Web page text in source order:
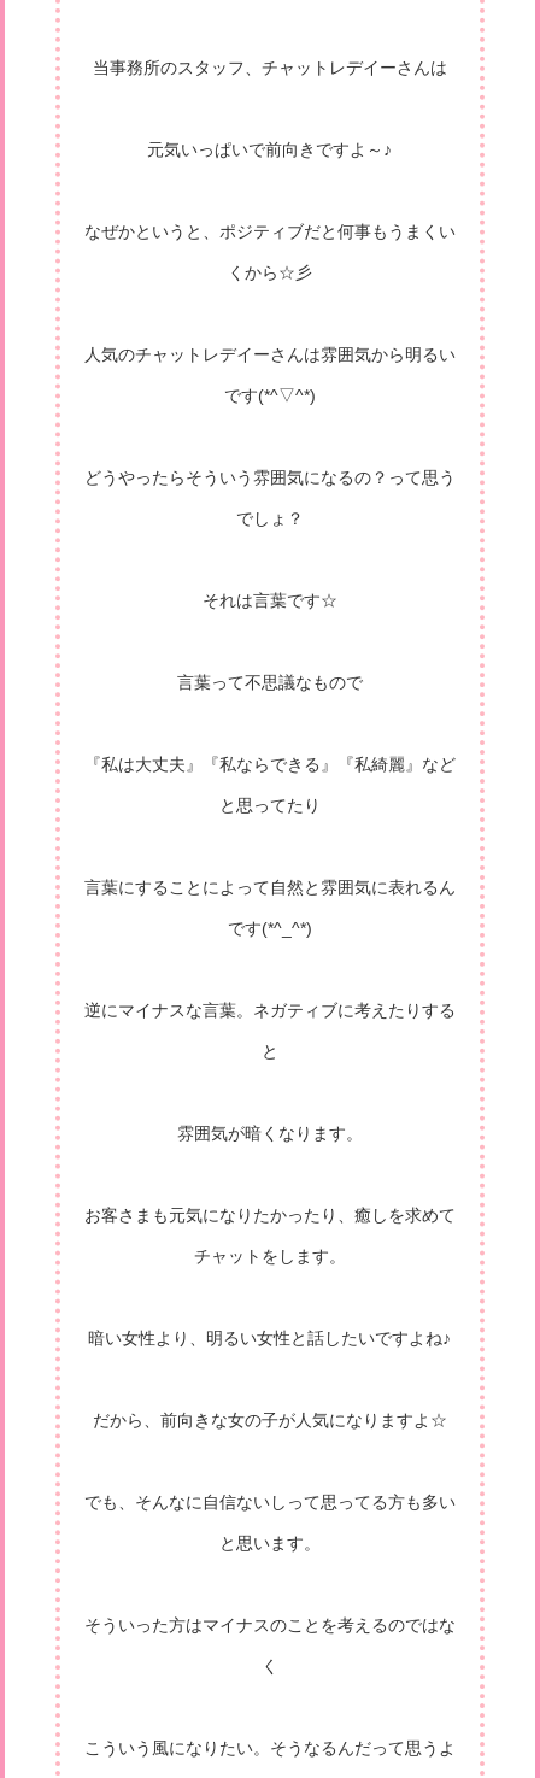
当事務所のスタッフ、チャットレデイーさんは
元気いっぱいで前向きですよ～♪
なぜかというと、ポジティブだと何事もうまくい
くから☆彡
人気のチャットレデイーさんは雰囲気から明るい
です(*^▽^*)
どうやったらそういう雰囲気になるの？って思う
でしょ？
それは言葉です☆
言葉って不思議なもので
『私は大丈夫』『私ならできる』『私綺麗』など
と思ってたり
言葉にすることによって自然と雰囲気に表れるん
です(*^_^*)
逆にマイナスな言葉。ネガティブに考えたりする
と
雰囲気が暗くなります。
お客さまも元気になりたかったり、癒しを求めて
チャットをします。
暗い女性より、明るい女性と話したいですよね♪
だから、前向きな女の子が人気になりますよ☆
でも、そんなに自信ないしって思ってる方も多い
と思います。
そういった方はマイナスのことを考えるのではな
く
こういう風になりたい。そうなるんだって思うよ